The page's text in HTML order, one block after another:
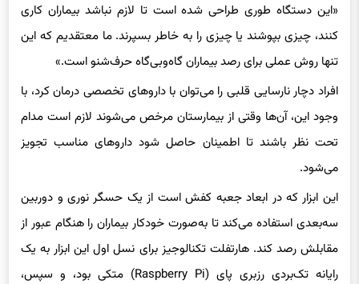
«این دستگاه طوری طراحی شده است تا لازم نباشد بیماران کاری
کنند، چیزی بپوشند یا چیزی را به خاطر بسپرند. ما معتقدیم که این
تنها روش عملی برای رصد بیماران گاه‌و‌بی‌گاه حرف‌شنو است.»
افراد دچار نارسایی قلبی را می‌توان با داروهای تخصصی درمان کرد، با
وجود این، آن‌ها وقتی از بیمارستان مرخص می‌شوند لازم است مدام
تحت نظر باشند تا اطمینان حاصل شود داروهای مناسب تجویز
می‌شود.
این ابزار که در ابعاد جعبه کفش است از یک حسگر نوری و دوربین
سه‌بعدی استفاده می‌کند تا به‌صورت خودکار بیماران را هنگام عبور از
مقابلش رصد کند. هارتفلت تکنالوجیز برای نسل اول این ابزار به یک
رایانه‌ تک‌بردی رزبری پای (Raspberry Pi) متکی بود، و سپس،